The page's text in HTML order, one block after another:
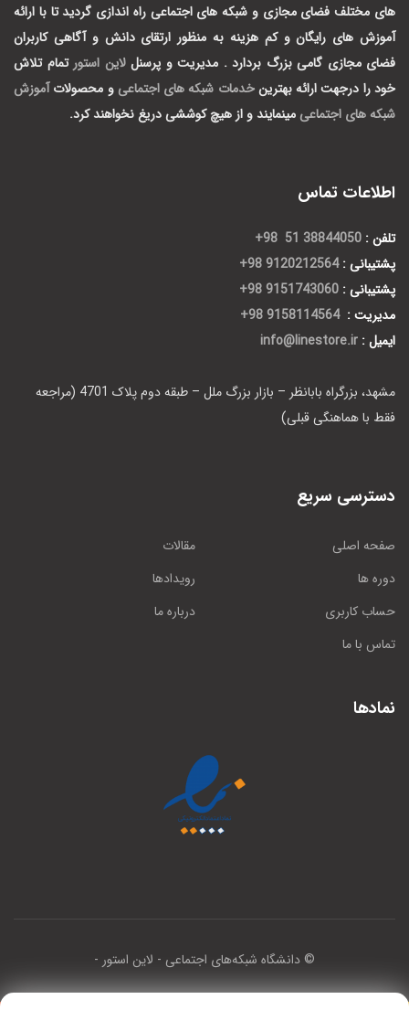
های مختلف فضای مجازی و شبکه های اجتماعی راه اندازی گردید تا با ارائه
آموزش های رایگان و کم هزینه به منظور ارتقای دانش و آگاهی کاربران
فضای مجازی گامی بزرگ بردارد . مدیریت و پرسنللاین استور تمام تلاش
خود را درجهت ارائه بهترینخدمات شبکه های اجتماعی و محصولات آموزش
شبکه های اجتماعی مینمایند و از هیچ کوششی دریغ نخواهند کرد.
اطلاعات تماس
تلفن : 38844050 51 98+
پشتیبانی : 9120212564 98+
پشتیبانی : 9151743060 98+
مدیریت : 9158114564 98+
ایمیل : info@linestore.ir
مشهد، بزرگراه بابانظر – بازار بزرگ ملل – طبقه دوم پلاک 4701 (مراجعه
فقط با هماهنگی قبلی)
دسترسی سریع
صفحه اصلی
مقالات
دوره ها
رویدادها
حساب کاربری
درباره ما
تماس با ما
نمادها
© دانشگاه شبکه‌های اجتماعی - لاین استور -